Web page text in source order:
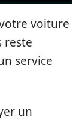
voiture
reste
service
un